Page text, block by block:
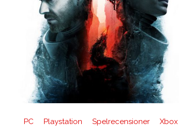
PC Playstation Spelrecensioner Xbox